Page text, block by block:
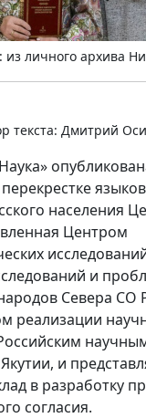
из личного архива
текста: Дмитрий
населения
Центром
и
Севера СО
реализации
и
в разработку
согласия.